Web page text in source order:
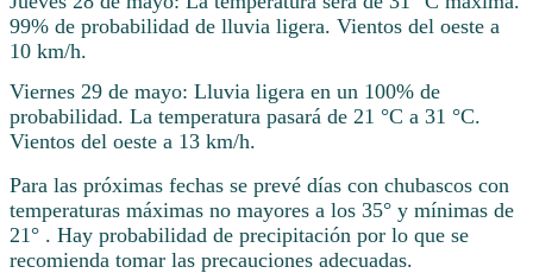
99% de probabilidad de lluvia ligera. Vientos del oeste a
10 km/h.
Viernes 29 de mayo: Lluvia ligera en un 100% de
probabilidad. La temperatura pasará de 21 °C a 31 °C.
Vientos del oeste a 13 km/h.
Para las próximas fechas se prevé días con chubascos con
temperaturas máximas no mayores a los 35° y mínimas de
21° . Hay probabilidad de precipitación por lo que se
recomienda tomar las precauciones adecuadas.